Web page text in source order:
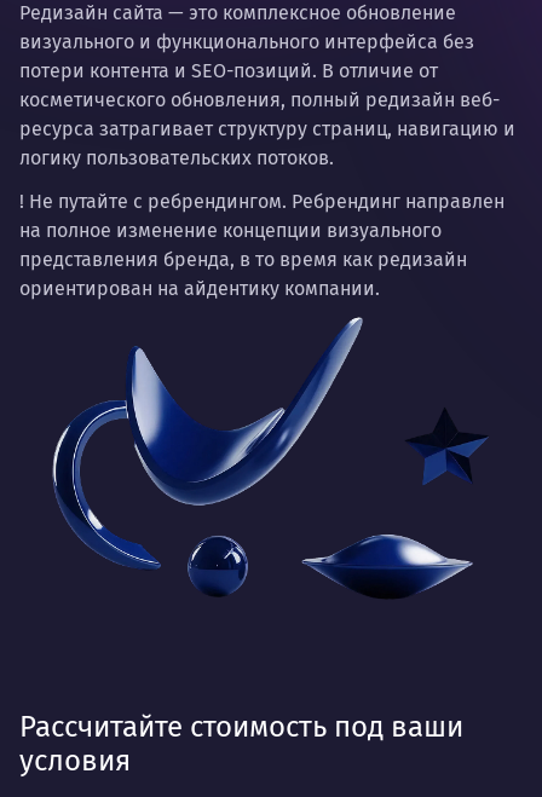
Редизайн сайта — это комплексное обновление
визуального и функционального интерфейса без
потери контента и SEO-позиций. В отличие от
косметического обновления, полный редизайн веб-
ресурса затрагивает структуру страниц, навигацию и
логику пользовательских потоков.
! Не путайте с ребрендингом. Ребрендинг направлен
на полное изменение концепции визуального
представления бренда, в то время как редизайн
ориентирован на айдентику компании.
Рассчитайте стоимость под ваши
условия